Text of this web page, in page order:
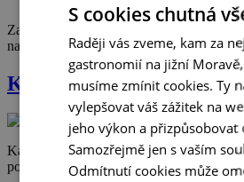
Za romantikou do Provence? Kdeže!
na dvorku bořetické fary s posezením
KUK Bistro
Každý den čerstvě napečený domácí
polévka. Geniální místo pro brunch!
S cookies chutná
Raději vás zveme, kam za
gastronomií na jižní
musíme zmínit cookies. Ty
vylepšovat váš zážitek na
jeho výkon a přizpůsobovat
Samozřejmě jen s vaším
Odmítnutí cookies může